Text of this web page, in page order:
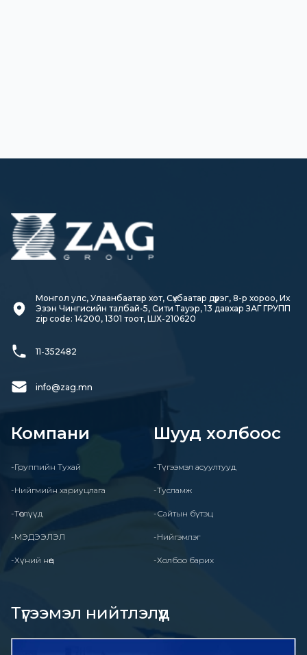
Монгол улс, Улаанбаатар хот, Сүхбаатар дүүрэг, 8-р хороо, Их
Эзэн Чингисийн талбай-5, Сити Тауэр, 13 давхар ЗАГ ГРУПП
zip code: 14200, 1301 тоот, ШХ-210620
11-352482
info@zag.mn
Компани
-Группийн Тухай
-Нийгмийн хариуцлага
-Төслүүд
-МЭДЭЭЛЭЛ
-Хүний нөөц
Шууд холбоос
-Түгээмэл асуултууд
-Тусламж
-Сайтын бүтэц
-Нийгэмлэг
-Холбоо барих
Түгээмэл нийтлэлүүд